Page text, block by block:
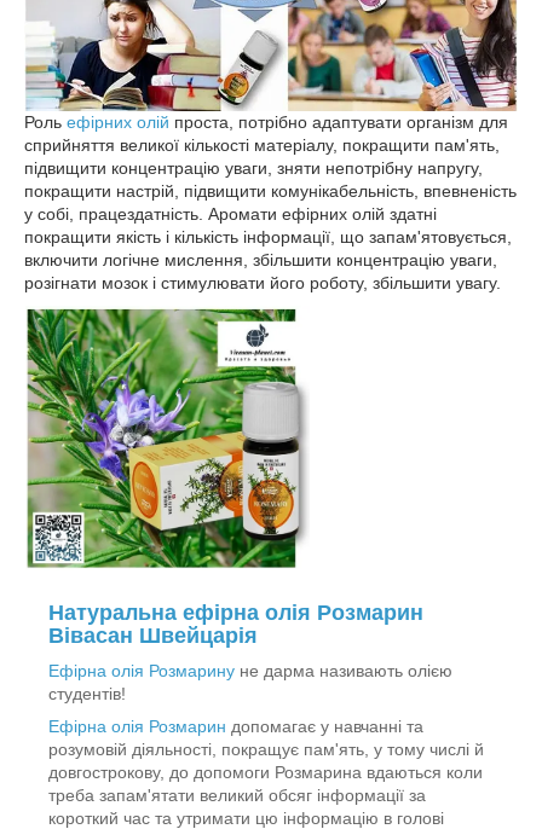
Роль ефірних олій проста, потрібно адаптувати організм для
сприйняття великої кількості матеріалу, покращити пам'ять,
підвищити концентрацію уваги, зняти непотрібну напругу,
покращити настрій, підвищити комунікабельність, впевненість
у собі, працездатність. Аромати ефірних олій здатні
покращити якість і кількість інформації, що запам'ятовується,
включити логічне мислення, збільшити концентрацію уваги,
розігнати мозок і стимулювати його роботу, збільшити увагу.
Натуральна ефірна олія Розмарин
Вівасан Швейцарія
Ефірна олія Розмарину не дарма називають олією
студентів!
Ефірна олія Розмарин допомагає у навчанні та
розумовій діяльності, покращує пам'ять, у тому числі й
довгострокову, до допомоги Розмарина вдаються коли
треба запам'ятати великий обсяг інформації за
короткий час та утримати цю інформацію в голові